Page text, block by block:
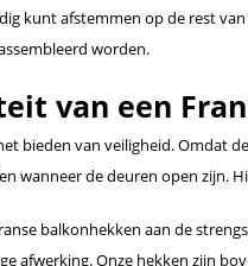
kunt afstemmen op de rest
worden.
van een
bieden van veiligheid. Omdat
wanneer de deuren open zijn.
balkonhekken aan de
afwerking. Onze hekken zijn